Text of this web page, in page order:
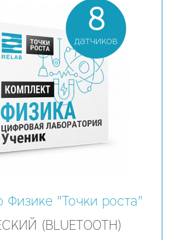
8
датчиков
Физике "Точки роста"
(BLUETOOTH)